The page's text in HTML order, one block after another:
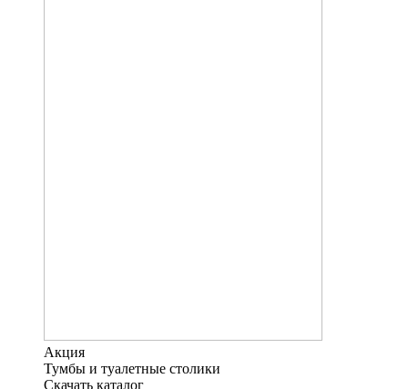
Акция
Тумбы и туалетные столики
Скачать каталог